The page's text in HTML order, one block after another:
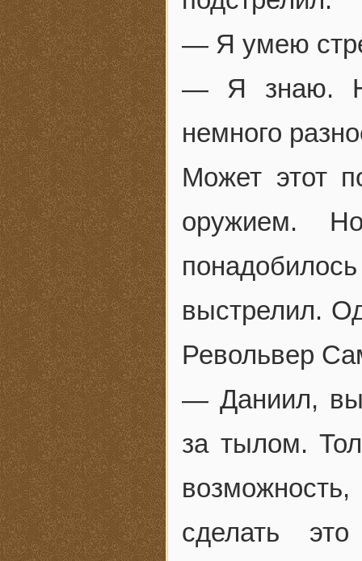
— Я умею
— Я знаю.
немного
Может этот
оружием.
выстрелил.
Револьвер
— Даниил, вы
за тылом.
сделать